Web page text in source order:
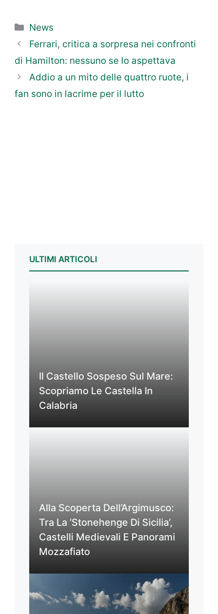
Categorie
News
Ferrari, critica a sorpresa nei confronti
di Hamilton: nessuno se lo aspettava
Addio a un mito delle quattro ruote, i
fan sono in lacrime per il lutto
ULTIMI ARTICOLI
Il Castello Sospeso Sul Mare:
Scopriamo Le Castella In
Calabria
Alla Scoperta Dell’Argimusco:
Tra La ‘Stonehenge Di Sicilia’,
Castelli Medievali E Panorami
Mozzafiato